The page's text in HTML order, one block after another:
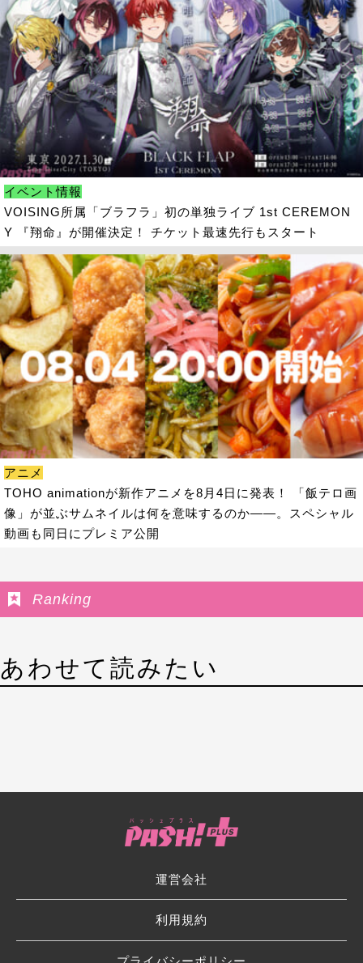
イベント情報
VOISING所属「ブラフラ」初の単独ライブ 1st CEREMON
Y 『翔命』が開催決定！ チケット最速先行もスタート
アニメ
TOHO animationが新作アニメを8月4日に発表！ 「飯テロ画
像」が並ぶサムネイルは何を意味するのか――。スペシャル
動画も同日にプレミア公開
Ranking
あわせて読みたい
運営会社
利用規約